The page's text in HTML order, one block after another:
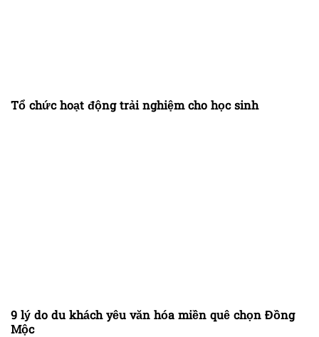
Tổ chức hoạt động trải nghiệm cho học sinh
9 lý do du khách yêu văn hóa miền quê chọn Đồng
Mộc